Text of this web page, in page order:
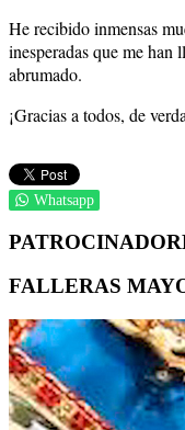
He recibido inmensas
inesperadas que me han
abrumado.
¡Gracias a todos, de
Whatsapp
FALLERAS